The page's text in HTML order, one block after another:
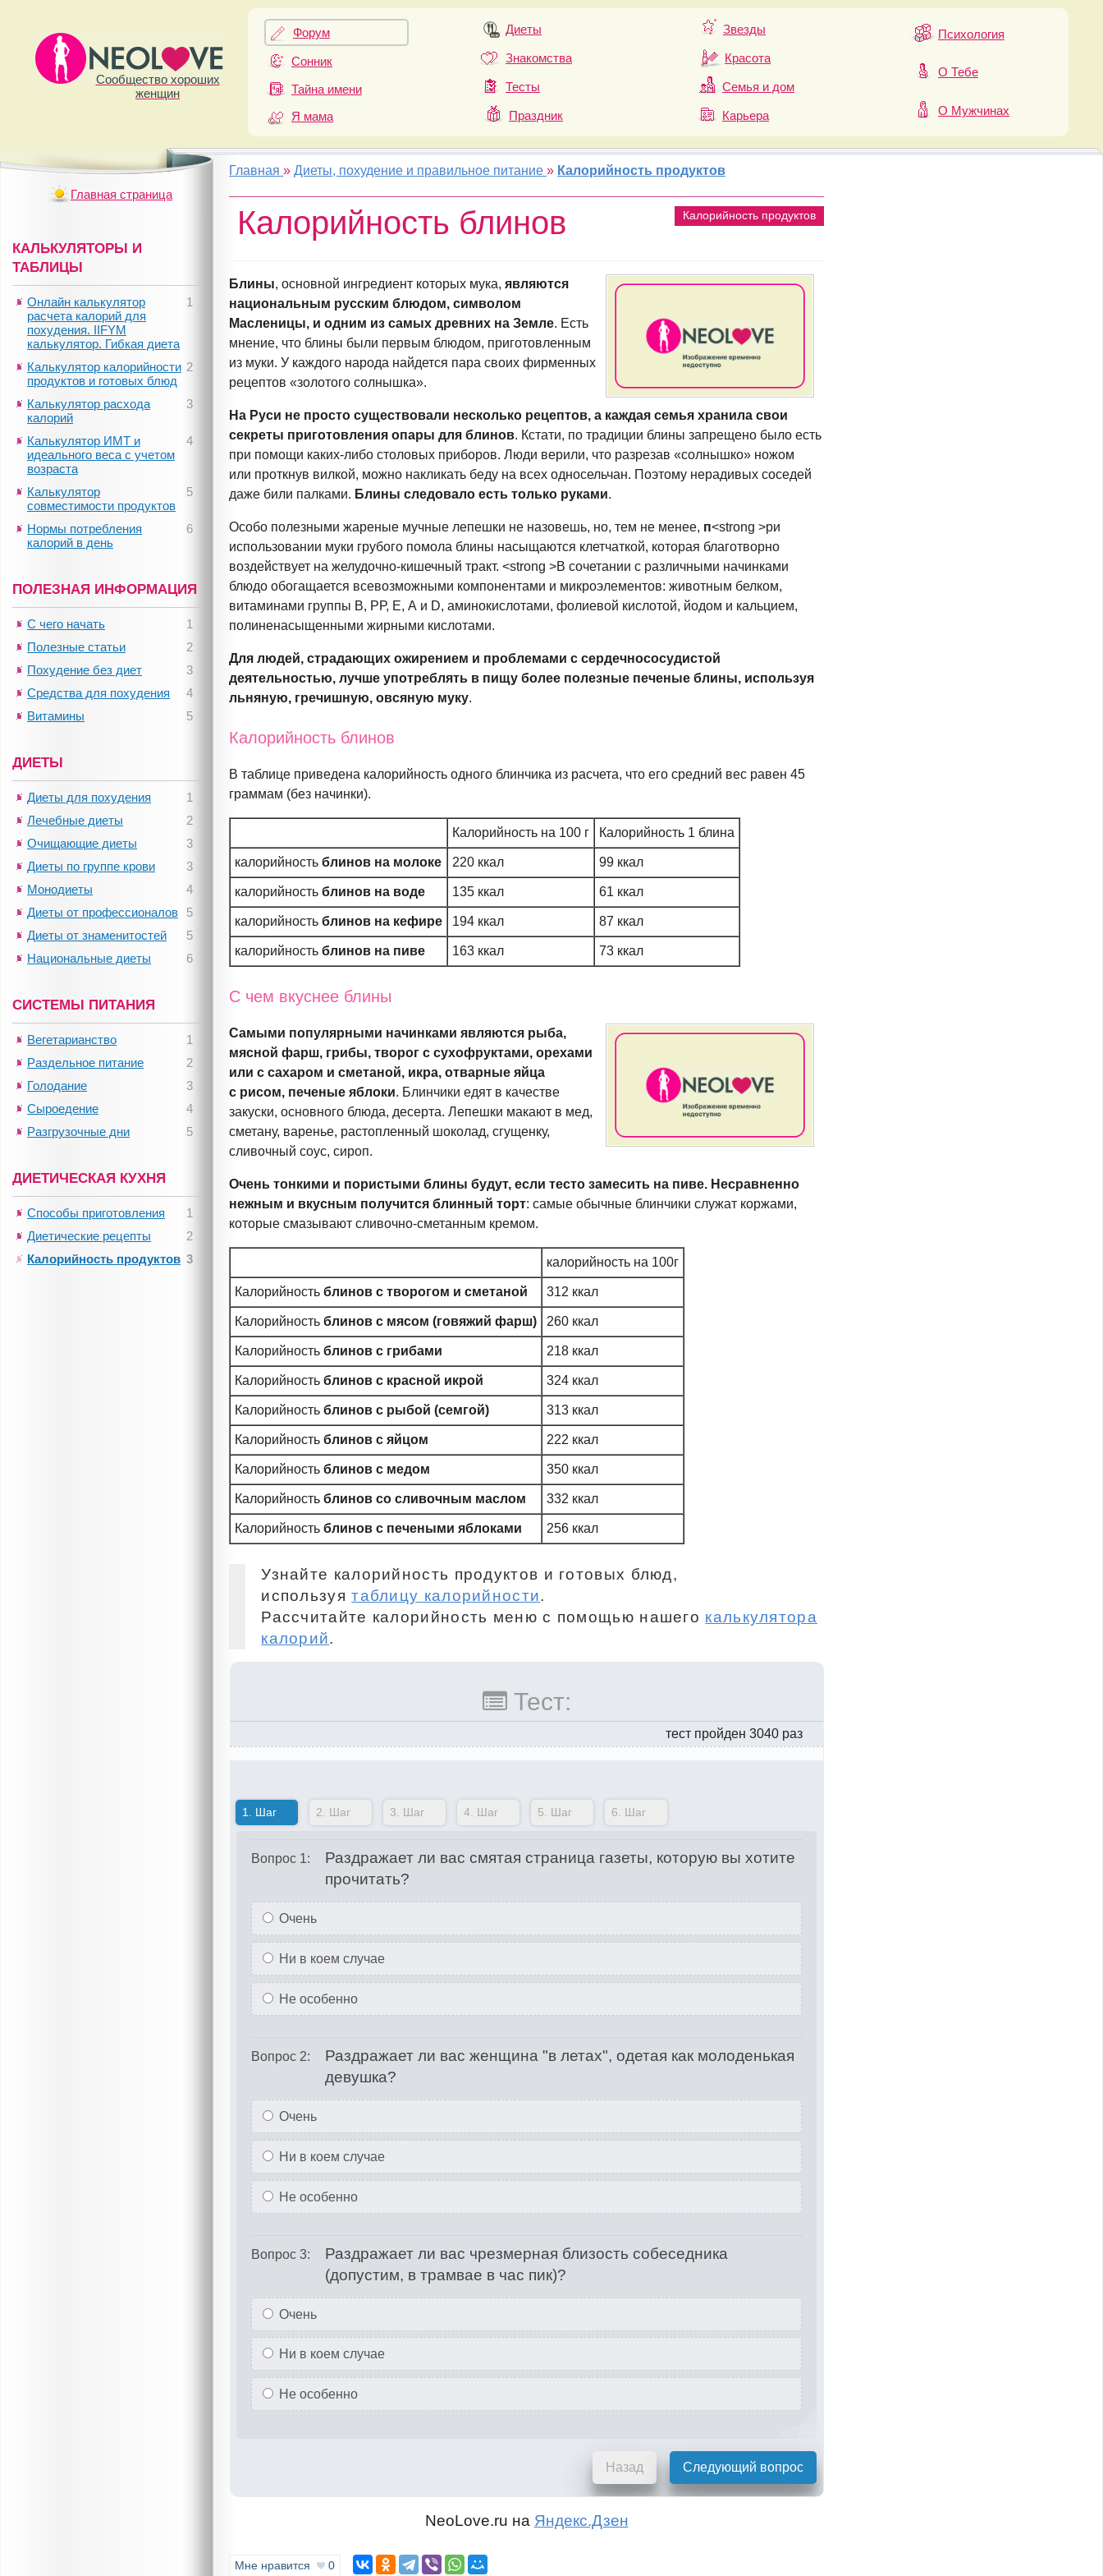
Сообщество хороших
женщин
Форум
Сонник
Тайна имени
Я мама
Диеты
Знакомства
Тесты
Праздник
Звезды
Красота
Семья и дом
Карьера
Психология
О Тебе
О Мужчинах
Главная »Диеты, похудение и правильное питание » Калорийность продуктов
Калорийность продуктов
Калорийность блинов
Блины, основной ингредиент которых мука,являются
национальным русским блюдом, символом
Масленицы, и одним из самых древних на Земле. Есть
мнение, что блины были первым блюдом, приготовленным
из муки. У каждого народа найдется пара своих фирменных
рецептов «золотого солнышка».
На Руси не просто существовали несколько рецептов, а каждая семья хранила свои
секреты приготовления опары для блинов. Кстати, по традиции блины запрещено было есть
при помощи каких-либо столовых приборов. Люди верили, что разрезав «солнышко» ножом
или проткнув вилкой, можно накликать беду на всех односельчан. Поэтому нерадивых соседей
даже били палками. Блины следовало есть только руками.
Особо полезными жареные мучные лепешки не назовешь, но, тем не менее, п<strong >ри
использовании муки грубого помола блины насыщаются клетчаткой, которая благотворно
воздействует нажелудочно-кишечный тракт. <strong >В сочетании с различными начинками
блюдо обогащается всевозможными компонентами и микроэлементов: животным белком,
витаминами группы В, РР, Е, А и D, аминокислотами, фолиевой кислотой, йодом и кальцием,
полиненасыщенными жирными кислотами.
Для людей, страдающих ожирением и проблемами с сердечнососудистой
деятельностью, лучше употреблять в пищу более полезные печеные блины, используя
льняную, гречишную, овсяную муку.
Калорийность блинов
В таблице приведена калорийность одного блинчика из расчета, что его средний вес равен 45
граммам (без начинки).
Калорийность на 100 г Калорийность 1 блина
калорийность блинов на молоке 220 ккал 99 ккал
калорийность блинов на воде 135 ккал 61 ккал
калорийность блинов на кефире 194 ккал 87 ккал
калорийность блинов на пиве 163 ккал 73 ккал
С чем вкуснее блины
Самыми популярными начинками являются рыба,
мясной фарш, грибы, творог с сухофруктами, орехами
или с сахаром и сметаной, икра, отварные яйца
с рисом, печеные яблоки. Блинчики едят в качестве
закуски, основного блюда, десерта. Лепешки макают в мед,
сметану, варенье, растопленный шоколад, сгущенку,
сливочный соус, сироп.
Очень тонкими и пористыми блины будут, если тесто замесить на пиве. Несравненно
нежным и вкусным получится блинный торт: самые обычные блинчики служат коржами,
которые смазываютсливочно-сметанным кремом.
калорийность на 100г
Калорийность блинов с творогом и сметаной 312 ккал
Калорийность блинов с мясом (говяжий фарш) 260 ккал
Калорийность блинов с грибами 218 ккал
Калорийность блинов с красной икрой 324 ккал
Калорийность блинов с рыбой (семгой) 313 ккал
Калорийность блинов с яйцом 222 ккал
Калорийность блинов с медом 350 ккал
Калорийность блинов со сливочным маслом 332 ккал
Калорийность блинов с печеными яблоками 256 ккал
Узнайте калорийность продуктов и готовых блюд,
используятаблицу калорийности.
Рассчитайте калорийность меню с помощью нашего калькулятора
калорий.
Тест:
тест пройден 3040 раз
1. Шаг 2. Шаг 3. Шаг 4. Шаг 5. Шаг 6. Шаг
Вопрос 1:
Раздражает ли вас смятая страница газеты, которую вы хотите
прочитать?
Очень
Ни в коем случае
Не особенно
Вопрос 2:
Раздражает ли вас женщина "в летах", одетая как молоденькая
девушка?
Очень
Ни в коем случае
Не особенно
Вопрос 3:
Раздражает ли вас чрезмерная близость собеседника
(допустим, в трамвае в час пик)?
Очень
Ни в коем случае
Не особенно
Назад Следующий вопрос
NeoLove.ru на Яндекс.Дзен
Мне нравится 0
Главная страница
КАЛЬКУЛЯТОРЫ И
ТАБЛИЦЫ
1
Онлайн калькулятор
расчета калорий для
похудения. IIFYM
калькулятор. Гибкая диета
2
Калькулятор калорийности
продуктов и готовых блюд
3
Калькулятор расхода
калорий
4
Калькулятор ИМТ и
идеального веса с учетом
возраста
5
Калькулятор
совместимости продуктов
6
Нормы потребления
калорий в день
ПОЛЕЗНАЯ ИНФОРМАЦИЯ
1
С чего начать
2
Полезные статьи
3
Похудение без диет
4
Средства для похудения
5
Витамины
ДИЕТЫ
1
Диеты для похудения
2
Лечебные диеты
3
Очищающие диеты
3
Диеты по группе крови
4
Монодиеты
5
Диеты от профессионалов
5
Диеты от знаменитостей
6
Национальные диеты
СИСТЕМЫ ПИТАНИЯ
1
Вегетарианство
2
Раздельное питание
3
Голодание
4
Сыроедение
5
Разгрузочные дни
ДИЕТИЧЕСКАЯ КУХНЯ
1
Способы приготовления
2
Диетические рецепты
3
Калорийность продуктов